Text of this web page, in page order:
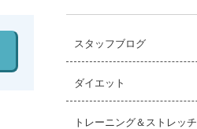
スタッフブログ
ダイエット
トレーニング＆ストレッチ